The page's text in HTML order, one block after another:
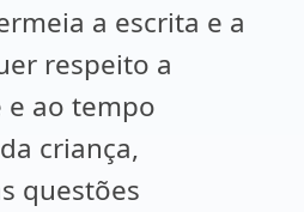
a escrita e a
respeito a
ao tempo
criança,
questões